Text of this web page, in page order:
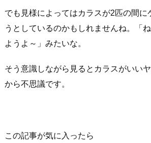
でも見様によってはカラスが2匹の間に
うとしているのかもしれませんね。「
ようよ～」みたいな。
そう意識しながら見るとカラスがいい
から不思議です。
この記事が気に入ったら